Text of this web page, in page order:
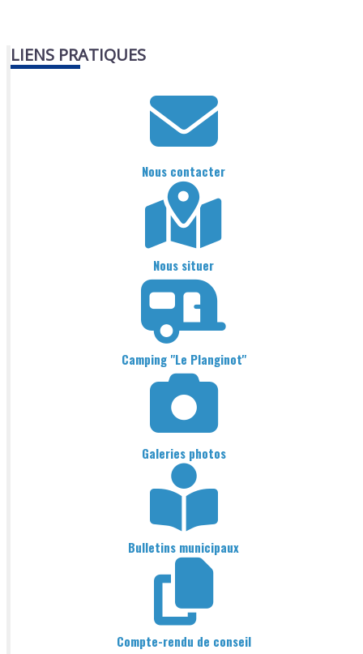
LIENS PRATIQUES
Nous contacter
Nous situer
Camping "Le Planginot"
Galeries photos
Bulletins municipaux
Compte-rendu de conseil